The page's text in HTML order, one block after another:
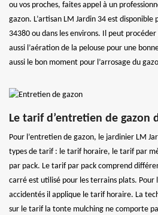
ou vos proches, faites appel à un
gazon. L’artisan LM Jardin 34 est
34380 ou dans les environs. Il peut
aussi l’aération de la pelouse pour une
aussi le bon moment pour l’arrosage du
Le tarif d’entretien de gazon
Pour l’entretien de gazon, le jardinier LM
types de tarif : le tarif horaire, le tarif par
par pack. Le tarif par pack comprend
carré est utilisé pour les terrains plats. Pour
accidentés il applique le tarif horaire. La
sur le tarif la tonte mulching ne comporte